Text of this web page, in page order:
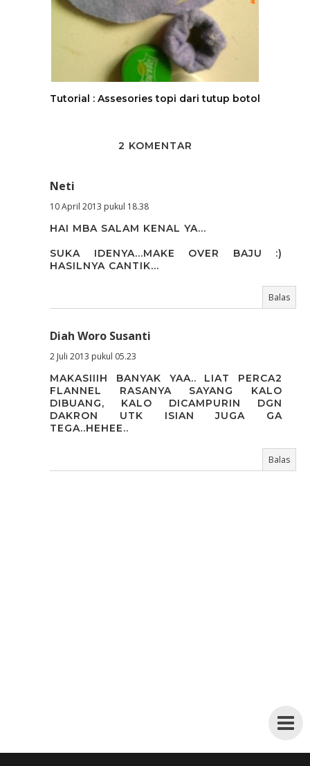
Tutorial : Assesories topi dari tutup botol
2 KOMENTAR
Neti
10 April 2013 pukul 18.38
HAI MBA SALAM KENAL YA...
SUKA IDENYA...MAKE OVER BAJU :)
HASILNYA CANTIK...
Balas
Diah Woro Susanti
2 Juli 2013 pukul 05.23
MAKASIIIH BANYAK YAA.. LIAT PERCA2
FLANNEL RASANYA SAYANG KALO
DIBUANG, KALO DICAMPURIN DGN
DAKRON UTK ISIAN JUGA GA
TEGA..HEHEE..
Balas